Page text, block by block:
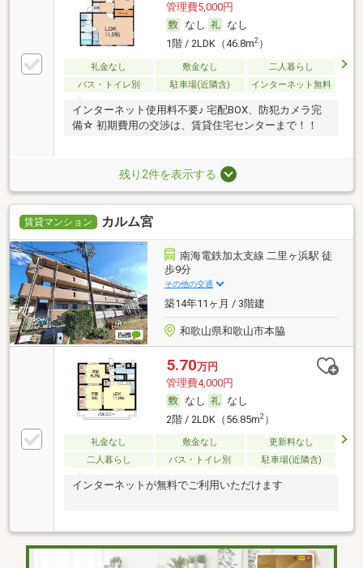
管理費5,000円
なし
なし
1階 / 2LDK（46.8m2）
礼金なし 敷金なし
二人暮らし
バス・トイレ別
駐車場(近隣含) インターネット無料
インターネット使用料不要♪ 宅配BOX、防犯カメラ完
備☆ 初期費用の交渉は、賃貸住宅センターまで！！
残り2件を表示する
賃貸マンション カルム宮
南海電鉄加太支線 二里ヶ浜駅 徒
歩9分
その他の交通
築14年11ヶ月 / 3階建
和歌山県和歌山市本脇
5.70万円
管理費4,000円
なし
なし
2階 / 2LDK（56.85m2）
礼金なし 敷金なし
更新料なし
二人暮らし
バス・トイレ別 駐車場(近隣含)
インターネットが無料でご利用いただけます